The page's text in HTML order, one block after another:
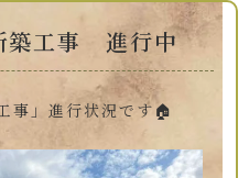
築工事 進行中
事」進行状況です🏠